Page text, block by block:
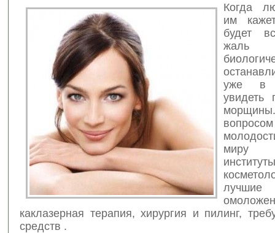
Когда
им
будет
жаль
уже в
увидеть
морщины
миру
институты
каклазерная терапия, хирургия и пилинг,
средств .